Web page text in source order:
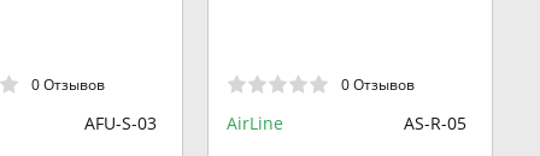
0 Отзывов
AFU-S-03
0 Отзывов
AirLine AS-R-05